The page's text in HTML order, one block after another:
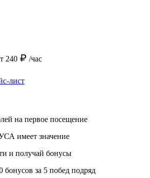
240 /час
лист
на первое посещение
имеет значение
и получай бонусы
бонусов за 5 побед подряд